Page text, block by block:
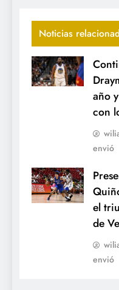
Noticias
año
con
envió
el
de
envió